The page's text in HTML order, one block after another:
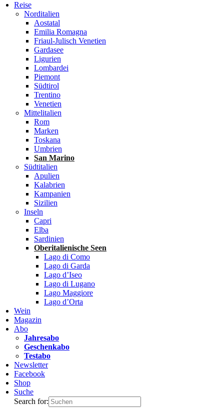
Reise
Norditalien
Aostatal
Emilia Romagna
Friaul-Julisch Venetien
Gardasee
Ligurien
Lombardei
Piemont
Südtirol
Trentino
Venetien
Mittelitalien
Rom
Marken
Toskana
Umbrien
San Marino
Südtitalien
Apulien
Kalabrien
Kampanien
Sizilien
Inseln
Capri
Elba
Sardinien
Oberitalienische Seen
Lago di Como
Lago di Garda
Lago d’Iseo
Lago di Lugano
Lago Maggiore
Lago d’Orta
Wein
Magazin
Abo
Jahresabo
Geschenkabo
Testabo
Newsletter
Facebook
Shop
Suche
Search for: